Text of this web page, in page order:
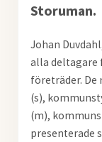
Storuman.
Johan
alla deltagare
företräder. De
(s),
(m),
presenterade